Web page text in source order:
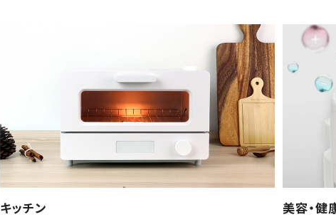
キッチン 美容・健